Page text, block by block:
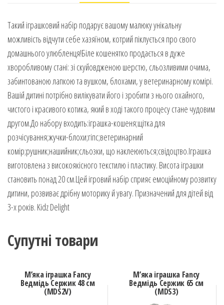
Такий іграшковий набір подарує вашому малюку унікальну
можливість відчути себе хазяїном, котрий піклується про свого
домашнього улюбленця!Біле кошенятко продається в дуже
хворобливому стані: зі скуйовдженою шерстю, сльозливими очима,
забинтованою лапкою та вушком, блохами, у ветеринарному комірі.
Вашій дитині потрібно вилікувати його і зробити з нього охайного,
чистого і красивого котика, який в ході такого процесу стане чудовим
другом.До набору входить:іграшка-кошеня;щітка для
розчісування;жучки-блохи;гіпс;ветеринарний
комір;рушник;нашийник;сльозки, що наклеюються;свідоцтво.Іграшка
виготовлена з високоякісного текстилю і пластику. Висота іграшки
становить понад 20 см.Цей ігровий набір сприяє емоційному розвитку
дитини, розвиває дрібну моторику й увагу. Призначений для дітей від
3-х років. Kidz Delight
Супутні товари
М’яка іграшка Fancy
Ведмідь Сержик 48 см
(MDS2V)
М’яка іграшка Fancy
Ведмідь Сержик 65 см
(MDS3)